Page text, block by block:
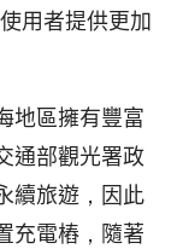
用者提供更加
地區擁有豐富
通部觀光署政
續旅遊，因此
充電樁，隨著